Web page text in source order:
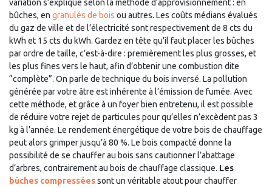
variation s’explique selon la méthode d’approvisionnement : en
bûches, en granulés de bois ou autres. Les coûts médians évalués
du gaz de ville et de l’électricité sont respectivement de 8 cts du
kWh et 15 cts du kWh. Gardez en tête qu’il faut placer les bûches
par ordre de taille, c’est-à-dire : premièrement les plus grosses, et
les plus fines vers le haut, afin d’obtenir une combustion dite
“complète”. On parle de technique du bois inversé. La pollution
générée par votre âtre est inhérente à l’émission de fumée. Avec
cette méthode, et grâce à un foyer bien entretenu, il est possible
de réduire votre rejet de particules pour qu’elles n’excèdent pas 3
kg à l’année. Le rendement énergétique de votre bois de chauffage
peut alors grimper jusqu’à 80 %. Le bois compacté donne la
possibilité de se chauffer au bois sans cautionner l’abattage
d’arbres, contrairement au bois de chauffage classique. Les
bûches compresséessont un véritable atout pour chauffer